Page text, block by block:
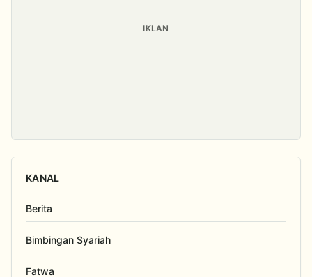
IKLAN
KANAL
Berita
Bimbingan Syariah
Fatwa